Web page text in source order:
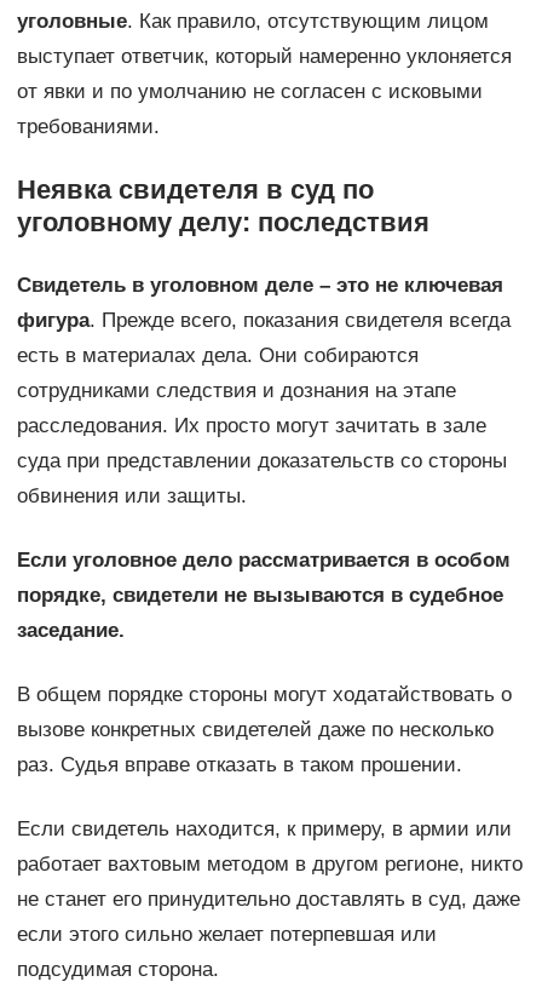
уголовные. Как правило, отсутствующим лицом
выступает ответчик, который намеренно уклоняется
от явки и по умолчанию не согласен с исковыми
требованиями.
Неявка свидетеля в суд по
уголовному делу: последствия
Свидетель в уголовном деле – это не ключевая
фигура. Прежде всего, показания свидетеля всегда
есть в материалах дела. Они собираются
сотрудниками следствия и дознания на этапе
расследования. Их просто могут зачитать в зале
суда при представлении доказательств со стороны
обвинения или защиты.
Если уголовное дело рассматривается в особом
порядке, свидетели не вызываются в судебное
заседание.
В общем порядке стороны могут ходатайствовать о
вызове конкретных свидетелей даже по несколько
раз. Судья вправе отказать в таком прошении.
Если свидетель находится, к примеру, в армии или
работает вахтовым методом в другом регионе, никто
не станет его принудительно доставлять в суд, даже
если этого сильно желает потерпевшая или
подсудимая сторона.